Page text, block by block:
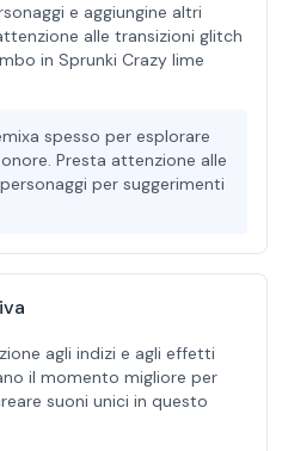
e aggiungine altri
alle transizioni glitch
in Sprunki Crazy lime
spesso per esplorare
Presta attenzione alle
per suggerimenti
agli indizi e agli effetti
il momento migliore per
suoni unici in questo